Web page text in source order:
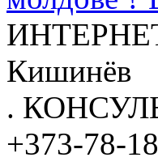
Кишинёв
.
+373-78-